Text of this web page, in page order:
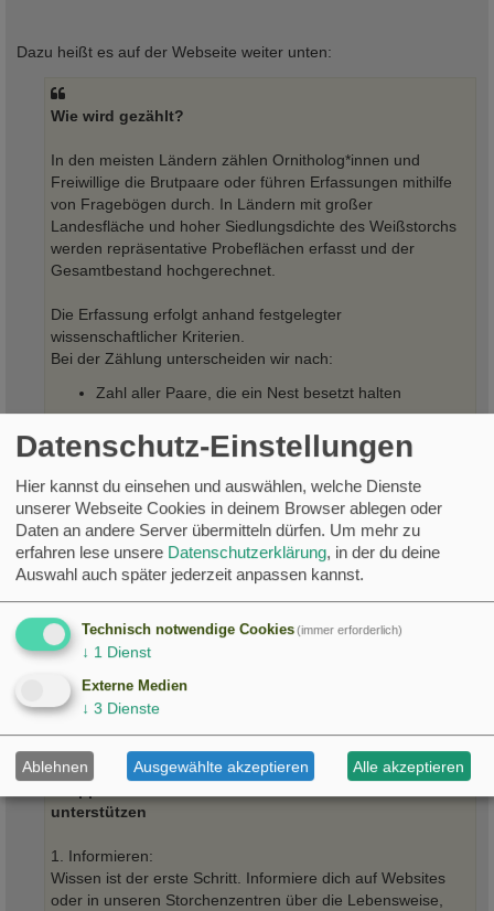
Dazu heißt es auf der Webseite weiter unten:
Wie wird gezählt?
In den meisten Ländern zählen Ornitholog*innen und
Freiwillige die Brutpaare oder führen Erfassungen mithilfe
von Fragebögen durch. In Ländern mit großer
Landesfläche und hoher Siedlungsdichte des Weißstorchs
werden repräsentative Probeflächen erfasst und der
Gesamtbestand hochgerechnet.
Die Erfassung erfolgt anhand festgelegter
wissenschaftlicher Kriterien.
Bei der Zählung unterscheiden wir nach:
Zahl aller Paare, die ein Nest besetzt halten
Zahl der Nestpaare ohne ausfliegende Jungen
Zahl der Nestpaare, über deren Nachwuchs keine
Informationen vorliegen
Gesamtzahl der ausfliegenden Jungen
Es gibt in diesem Jahr also viel zu tun!
Sprich, der NABU benötigt unser aller Hilfe!
Doch wie können wir helfen?
unterstützen
1. Informieren:
Wissen ist der erste Schritt. Informiere dich auf Websites
oder in unseren Storchenzentren über die Lebensweise,
Datenschutz-Einstellungen
Hier kannst du einsehen und auswählen, welche Dienste
unserer Webseite Cookies in deinem Browser ablegen oder
Daten an andere Server übermitteln dürfen. Um mehr zu
erfahren lese unsere Datenschutzerklärung, in der du deine
Auswahl auch später jederzeit anpassen kannst.
Technisch notwendige Cookies(immer erforderlich)
↓ 1 Dienst
Externe Medien
↓ 3 Dienste
Ablehnen Ausgewählte akzeptieren Alle akzeptieren